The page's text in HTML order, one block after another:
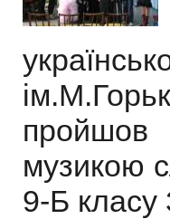
музикою
9-Б